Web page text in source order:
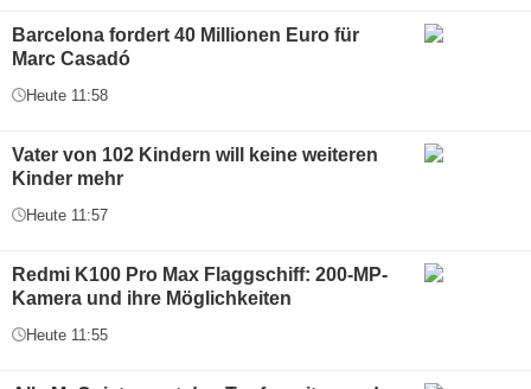
Barcelona fordert 40 Millionen Euro für
Marc Casadó
Heute 11:58
Vater von 102 Kindern will keine weiteren
Kinder mehr
Heute 11:57
Redmi K100 Pro Max Flaggschiff: 200-MP-
Kamera und ihre Möglichkeiten
Heute 11:55